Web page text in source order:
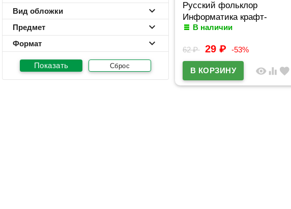
Вид обложки
Предмет
Формат
Сброс
Русский фольклор
Информатика крафт-
картон арт.63346
В наличии
62₽ 29 ₽ -53%
visibility equalizer favorite